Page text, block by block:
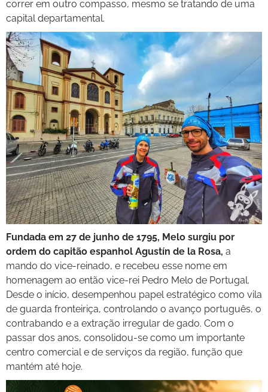
correr em outro compasso, mesmo se tratando de uma
capital departamental.
Fundada em 27 de junho de 1795, Melo surgiu por
ordem do capitão espanhol Agustín de la Rosa, a
mando do vice-reinado, e recebeu esse nome em
homenagem ao então vice-rei Pedro Melo de Portugal.
Desde o início, desempenhou papel estratégico como vila
de guarda fronteiriça, controlando o avanço português, o
contrabando e a extração irregular de gado. Com o
passar dos anos, consolidou-se como um importante
centro comercial e de serviços da região, função que
mantém até hoje.